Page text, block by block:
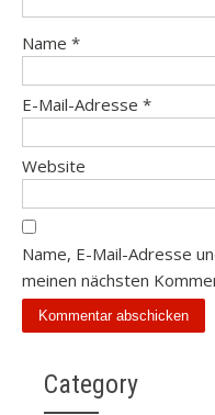
Name *
E-Mail-Adresse *
Website
Name, E-Mail-Adresse
meinen nächsten
Category